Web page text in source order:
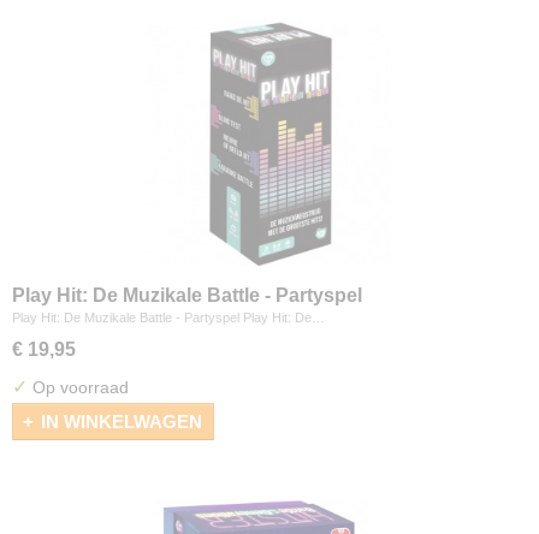
Play Hit: De Muzikale Battle - Partyspel
Play Hit: De Muzikale Battle - Partyspel Play Hit: De…
€ 19,95
✓ Op voorraad
IN WINKELWAGEN